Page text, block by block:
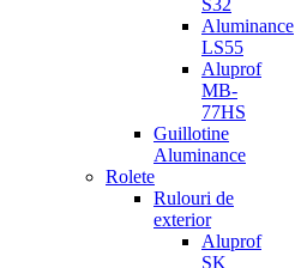
S32
Aluminance
LS55
Aluprof
MB-
77HS
Guillotine
Aluminance
Rolete
Rulouri de
exterior
Aluprof
SK